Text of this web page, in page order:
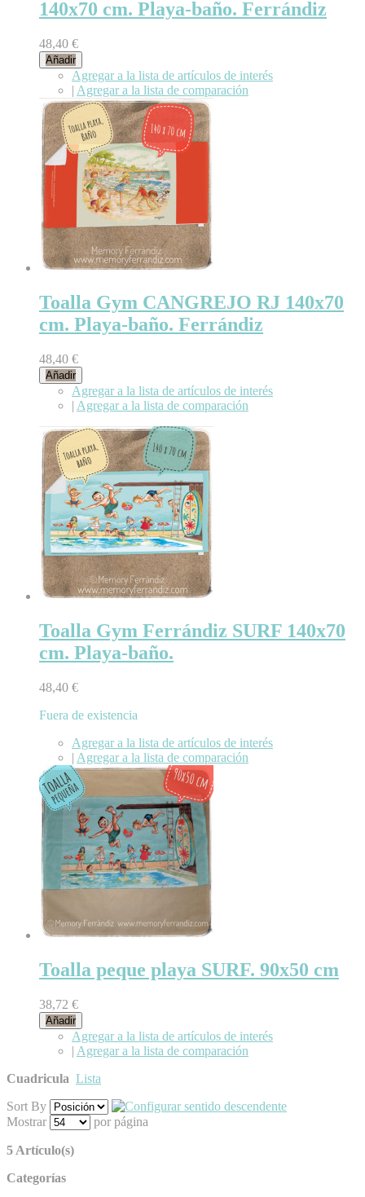
140x70 cm. Playa-baño. Ferrándiz
48,40 €
Añadir
Agregar a la lista de artículos de interés
| Agregar a la lista de comparación
Toalla Gym CANGREJO RJ 140x70
cm. Playa-baño. Ferrándiz
48,40 €
Añadir
Agregar a la lista de artículos de interés
| Agregar a la lista de comparación
Toalla Gym Ferrándiz SURF 140x70
cm. Playa-baño.
48,40 €
Fuera de existencia
Agregar a la lista de artículos de interés
| Agregar a la lista de comparación
Toalla peque playa SURF. 90x50 cm
38,72 €
Añadir
Agregar a la lista de artículos de interés
| Agregar a la lista de comparación
Cuadricula Lista
Sort By
Mostrar
por página
5 Artículo(s)
Categorías